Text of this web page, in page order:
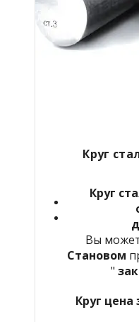
Круг
Круг
Вы
Становом
"
Круг цена